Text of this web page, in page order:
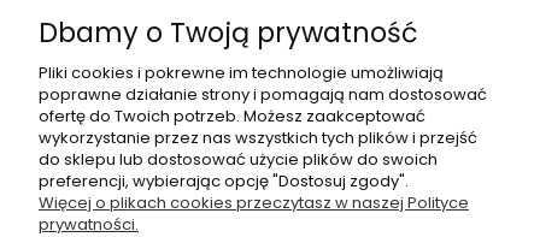
Dane kontaktowe
603377506
sklep@komfort-biuro.pl
Nasz Facebook
Dbamy o Twoją prywatność
Pliki cookies i pokrewne im technologie umożliwiają
poprawne działanie strony i pomagają nam dostosować
ofertę do Twoich potrzeb. Możesz zaakceptować
wykorzystanie przez nas wszystkich tych plików i przejść
do sklepu lub dostosować użycie plików do swoich
preferencji, wybierając opcję "Dostosuj zgody".
Więcej o plikach cookies przeczytasz w naszej Polityce
prywatności.